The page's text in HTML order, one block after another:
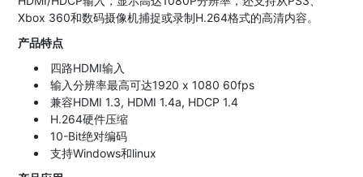
Xbox 360和数码摄像机捕捉或录制H.264格式的高清内容。
产品特点
四路HDMI输入
输入分辨率最高可达1920 x 1080 60fps
兼容HDMI 1.3, HDMI 1.4a, HDCP 1.4
H.264硬件压缩
10-Bit绝对编码
支持Windows和linux